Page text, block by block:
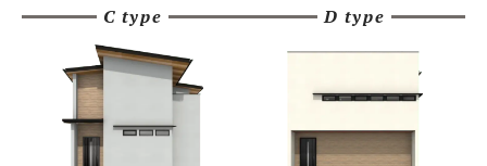
C type D type